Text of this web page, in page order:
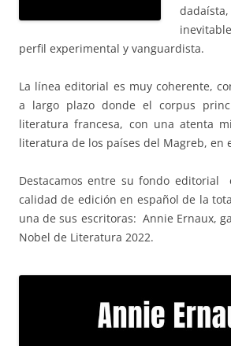
perfil experimental y vanguardista.
La línea editorial es muy coherente,
a largo plazo donde el corpus
literatura francesa, con una atenta
literatura de los países del Magreb, en
Destacamos entre su fondo editorial
calidad de edición en español de la
una de sus escritoras: Annie Ernaux,
Nobel de Literatura 2022.